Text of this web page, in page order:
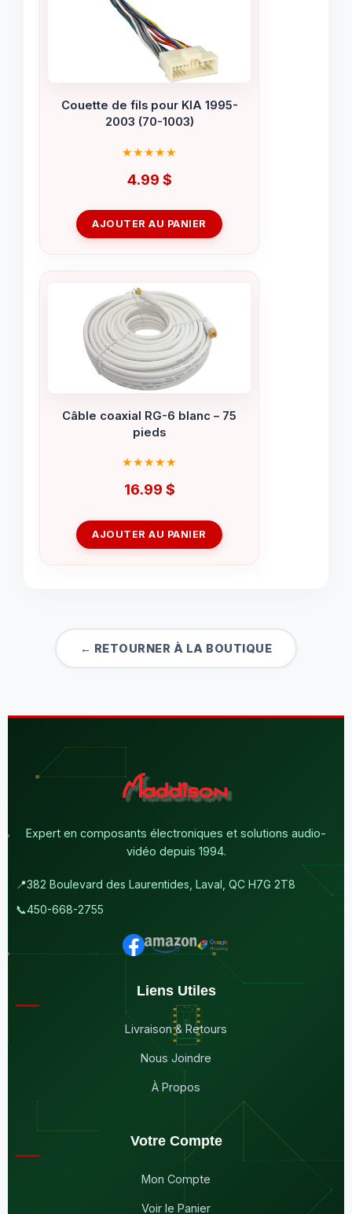
Couette de fils pour KIA 1995-
2003 (70-1003)
4.99 $
AJOUTER AU PANIER
Câble coaxial RG-6 blanc – 75
pieds
16.99 $
AJOUTER AU PANIER
← RETOURNER À LA BOUTIQUE
Expert en composants électroniques et solutions audio-
vidéo depuis 1994.
📍382 Boulevard des Laurentides, Laval, QC H7G 2T8
📞450-668-2755
Liens Utiles
Livraison & Retours
Nous Joindre
À Propos
Votre Compte
Mon Compte
Voir le Panier